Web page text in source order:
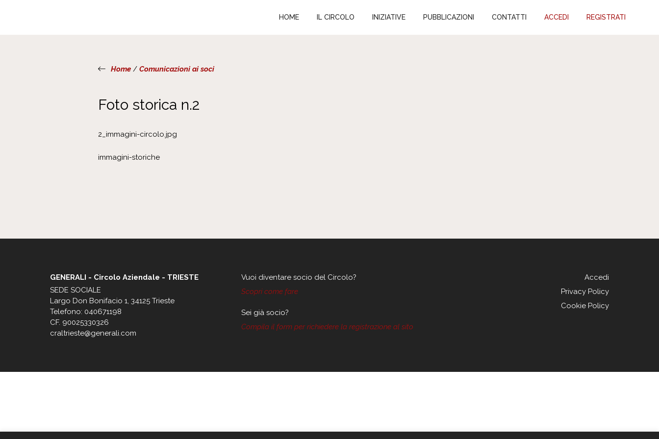
HOME IL CIRCOLO INIZIATIVE PUBBLICAZIONI CONTATTI ACCEDI REGISTRATI
Home/ Comunicazioni ai soci
Foto storica n.2
2_immagini-circolo.jpg
immagini-storiche
GENERALI - Circolo Aziendale - TRIESTE
SEDE SOCIALE
Largo Don Bonifacio 1, 34125 Trieste
Telefono: 040671198
CF. 90025330326
craltrieste@generali.com
Vuoi diventare socio del Circolo?
Scopri come fare
Sei già socio?
Compila il form per richiedere la registrazione al sito
Accedi
Privacy Policy
Cookie Policy